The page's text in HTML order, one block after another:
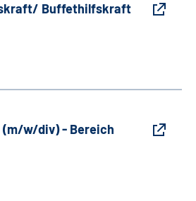
Buffethilfskraft
w/div) - Bereich